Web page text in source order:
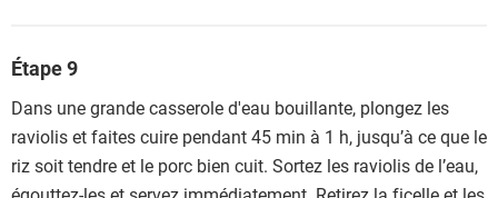
Étape 9
Dans une grande casserole d'eau bouillante, plongez les
raviolis et faites cuire pendant 45 min à 1 h, jusqu’à ce que le
riz soit tendre et le porc bien cuit. Sortez les raviolis de l’eau,